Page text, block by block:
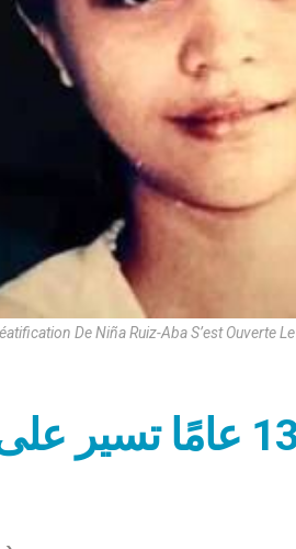
De Niña Ruiz-Aba S’est